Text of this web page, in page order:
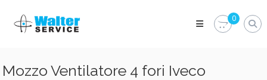
content
Walter
Service
parti
0
Mozzo Ventilatore 4 fori Iveco